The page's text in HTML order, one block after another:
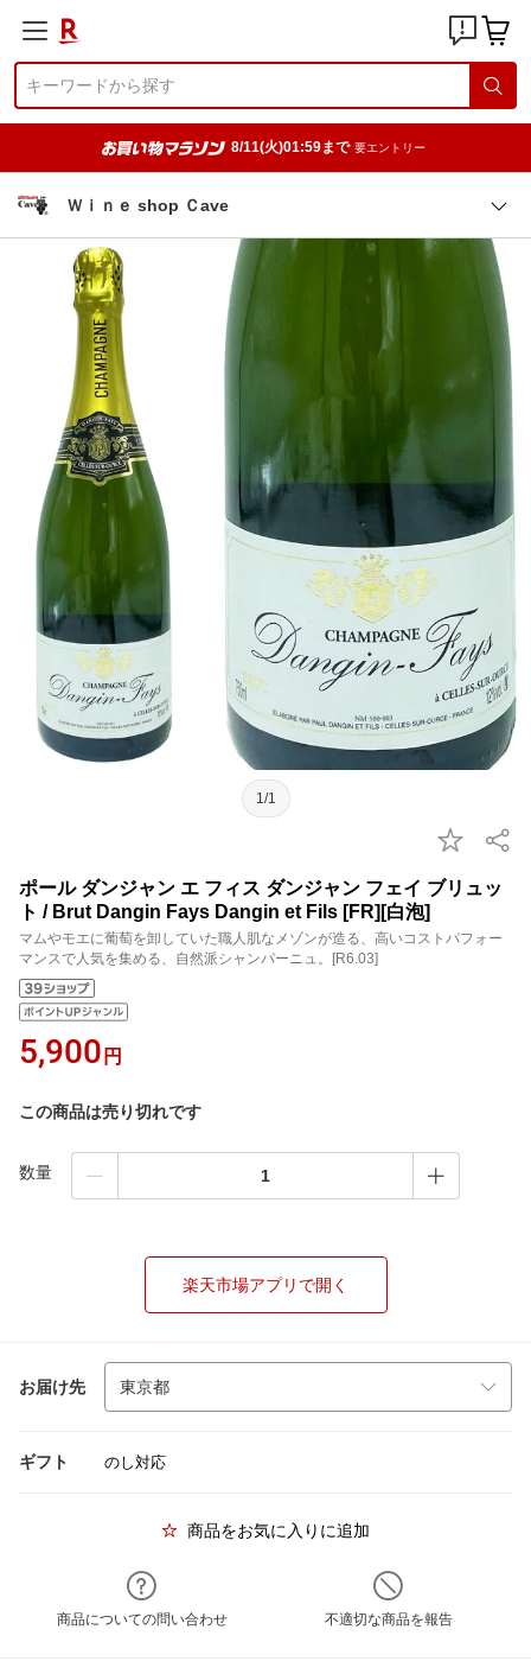
8/11(火)01:59まで 要エントリー
Ｗｉｎｅ shop Ｃave
1/1
ポール ダンジャン エ フィス ダンジャン フェイ ブリュッ
ト / Brut Dangin Fays Dangin et Fils [FR][白泡]
マムやモエに葡萄を卸していた職人肌なメゾンが造る、高いコストパフォー
マンスで人気を集める、自然派シャンパーニュ。[R6.03]
5,900 円
この商品は売り切れです
数量
楽天市場アプリで開く
お届け先
ギフト のし対応
商品をお気に入りに追加
商品についての問い合わせ 不適切な商品を報告